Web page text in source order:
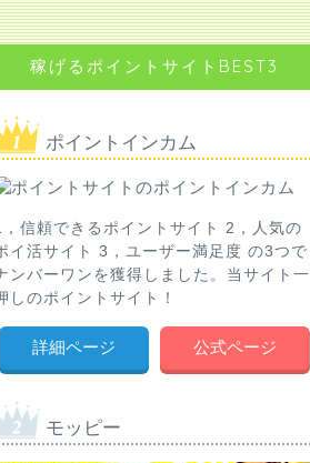
稼げるポイントサイトBEST3
ポイントインカム
，信頼できるポイントサイト 2，人気の
イ活サイト 3，ユーザー満足度 の3つで
ンバーワンを獲得しました。当サイト一
しのポイントサイト！
詳細ページ 公式ページ
モッピー